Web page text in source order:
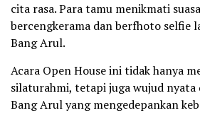
cita rasa. Para tamu menikmati
bercengkerama dan berfhoto selfie
Bang Arul.
Acara Open House ini tidak hanya
silaturahmi, tetapi juga wujud
Bang Arul yang mengedepankan